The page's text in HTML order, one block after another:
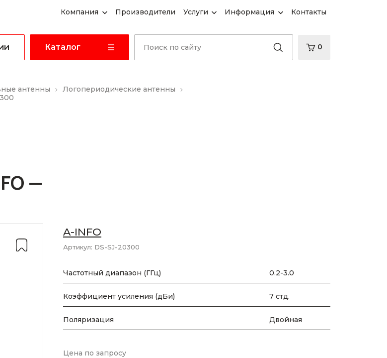
Компания Производители Услуги Информация Контакты
Каталог 0
антенны
Логопериодические антенны
—
A-INFO
Артикул: DS-SJ-20300
Частотный диапазон (ГГц) 0.2-3.0
Коэффициент усиления (дБи) 7 стд.
Поляризация Двойная
Цена по запросу